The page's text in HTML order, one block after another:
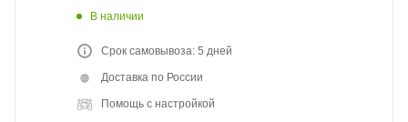
В наличии
Срок самовывоза: 5 дней
Доставка по России
Помощь с настройкой